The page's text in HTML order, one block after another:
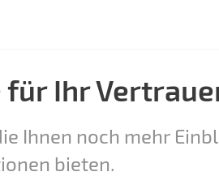
Ihr
Ihnen noch mehr
bieten.